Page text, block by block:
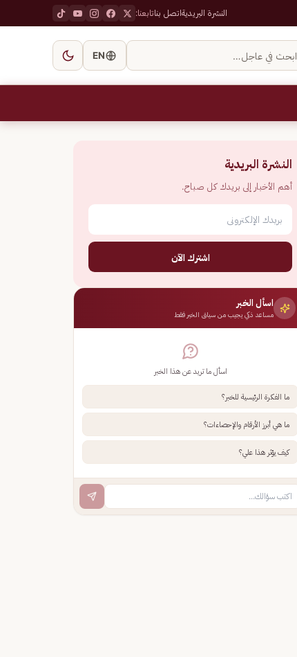
النشرة البريديةاتصل بناتابعنا:
ابحث في عاجل… EN
النشرة البريدية
أهم الأخبار إلى بريدك كل صباح.
اشترك الآن
اسأل الخبر
مساعد ذكي يجيب من سياق الخبر فقط
اسأل ما تريد عن هذا الخبر
ما الفكرة الرئيسية للخبر؟
ما هي أبرز الأرقام والإحصاءات؟
كيف يؤثر هذا علي؟